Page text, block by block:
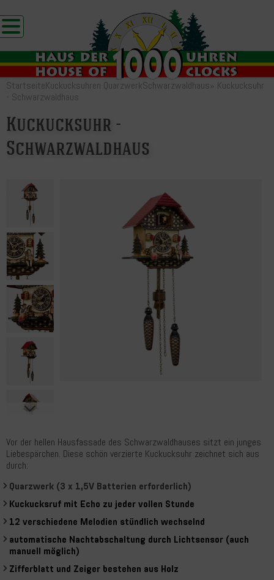
StartseiteKuckucksuhren QuarzwerkSchwarzwaldhaus» Kuckucksuhr
- Schwarzwaldhaus
Kuckucksuhr -
Schwarzwaldhaus
Vor der hellen Hausfassade des Schwarzwaldhauses sitzt ein junges
Liebespärchen. Diese schön verzierte Kuckucksuhr zeichnet sich aus
durch:
Quarzwerk (3 x 1,5V Batterien erforderlich)
Kuckucksruf mit Echo zu jeder vollen Stunde
12 verschiedene Melodien stündlich wechselnd
automatische Nachtabschaltung durch Lichtsensor (auch
manuell möglich)
Zifferblatt und Zeiger bestehen aus Holz